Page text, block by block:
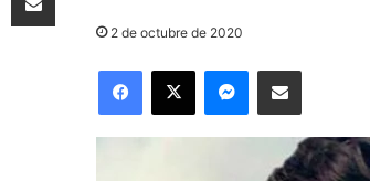
2 de octubre de 2020
Facebook
X MessengerCompartir por correo electrónico